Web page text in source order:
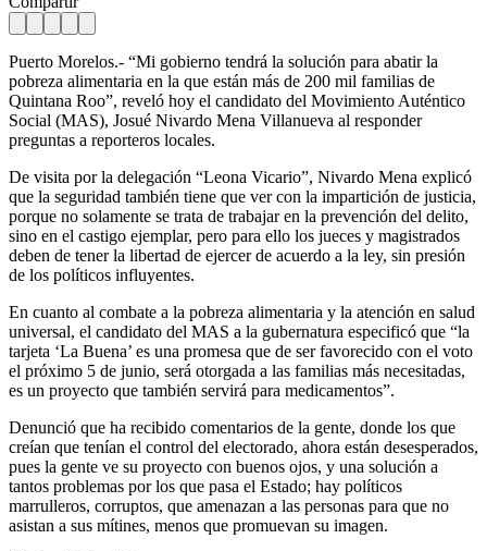
Puerto Morelos.- “Mi gobierno tendrá la solución para abatir la
pobreza alimentaria en la que están más de 200 mil familias de
Quintana Roo”, reveló hoy el candidato del Movimiento Auténtico
Social (MAS), Josué Nivardo Mena Villanueva al responder
preguntas a reporteros locales.
De visita por la delegación “Leona Vicario”, Nivardo Mena explicó
que la seguridad también tiene que ver con la impartición de justicia,
porque no solamente se trata de trabajar en la prevención del delito,
sino en el castigo ejemplar, pero para ello los jueces y magistrados
deben de tener la libertad de ejercer de acuerdo a la ley, sin presión
de los políticos influyentes.
En cuanto al combate a la pobreza alimentaria y la atención en salud
universal, el candidato del MAS a la gubernatura especificó que “la
tarjeta ‘La Buena’ es una promesa que de ser favorecido con el voto
el próximo 5 de junio, será otorgada a las familias más necesitadas,
es un proyecto que también servirá para medicamentos”.
Denunció que ha recibido comentarios de la gente, donde los que
creían que tenían el control del electorado, ahora están desesperados,
pues la gente ve su proyecto con buenos ojos, y una solución a
tantos problemas por los que pasa el Estado; hay políticos
marrulleros, corruptos, que amenazan a las personas para que no
asistan a sus mítines, menos que promuevan su imagen.